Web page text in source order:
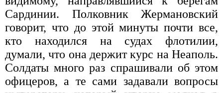
Сардинии. Полковник Жермановский
говорит, что до этой минуты почти все,
кто находился на судах флотилии,
думали, что она держит курс на Неаполь.
Солдаты много раз спрашивали об этом
офицеров, а те сами задавали вопросы